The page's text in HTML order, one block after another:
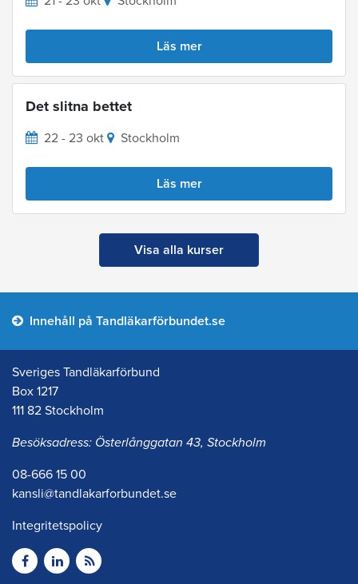
Läs mer
Det slitna bettet
22 - 23 okt Stockholm
Läs mer
Visa alla kurser
Innehåll på Tandläkarförbundet.se
Sveriges Tandläkarförbund
Box 1217
111 82 Stockholm
Besöksadress: Österlånggatan 43, Stockholm
08-666 15 00
kansli@tandlakarforbundet.se
Integritetspolicy